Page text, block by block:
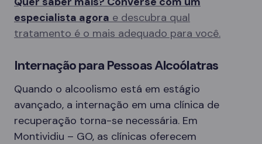
especialista agora e descubra qual
tratamento é o mais adequado para você.
Internação para Pessoas Alcoólatras
Quando o alcoolismo está em estágio
avançado, a internação em uma clínica de
recuperação torna-se necessária. Em
Montividiu – GO, as clínicas oferecem